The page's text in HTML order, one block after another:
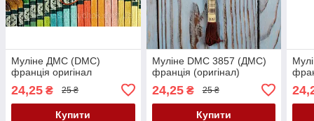
Муліне ДМС (DMC)
франція оригінал
24,25 ₴ 25 ₴
Купити
Муліне DMC 3857 (ДМС)
франція (оригінал)
24,25₴ 25 ₴
Купити